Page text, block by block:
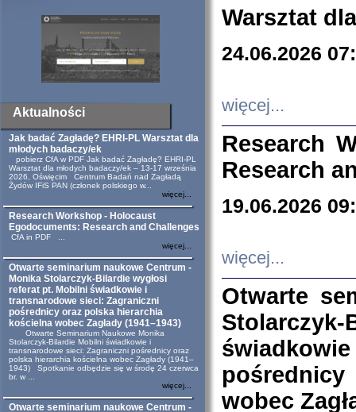
Aktualności
Jak badać Zagładę? EHRI-PL Warsztat dla
młodych badaczy/ek
pobierz CfA w PDF Jak badać Zagładę? EHRI-PL
Warsztat dla młodych badaczy/ek – 13-17 września
2026, Oświęcim Centrum Badań nad Zagładą
Żydów IFiS PAN (członek polskiego w...
więcej...
Research Workshop - Holocaust
Egodocuments: Research and Challenges
CfA in PDF ...
więcej...
Otwarte seminarium naukowe Centrum -
Monika Stolarczyk-Bilardie wygłosi
referat pt. Mobilni świadkowie i
transnarodowe sieci: Zagraniczni
pośrednicy oraz polska hierarchia
kościelna wobec Zagłady (1941–1943)
Otwarte Seminarium Naukowe Monika
Stolarczyk-Bilardie Mobilni świadkowie i
transnarodowe sieci: Zagraniczni pośrednicy oraz
polska hierarchia kościelna wobec Zagłady (1941–
1943) Spotkanie odbędzie się w środę 24 czerwca
br. w ...
więcej...
Otwarte seminarium naukowe Centrum -
Warsztat
24.06.2026
więcej...
Research
Research
19.06.2026
więcej...
Otwarte
wobec